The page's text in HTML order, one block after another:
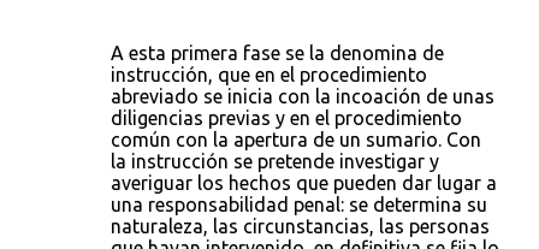
A esta primera fase se la denomina de
instrucción, que en el procedimiento
abreviado se inicia con la incoación de unas
diligencias previas y en el procedimiento
común con la apertura de un sumario. Con
la instrucción se pretende investigar y
averiguar los hechos que pueden dar lugar a
una responsabilidad penal: se determina su
naturaleza, las circunstancias, las personas